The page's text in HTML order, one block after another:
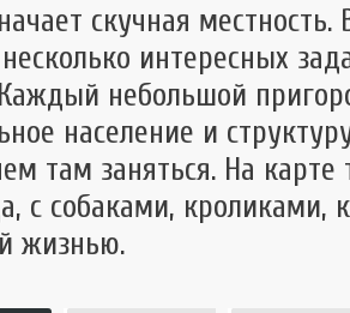
скучная
интересных
небольшой
население и
там заняться. На
с собаками, кроликами,
жизнью.